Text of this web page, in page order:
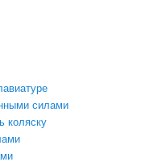
силами
коляску